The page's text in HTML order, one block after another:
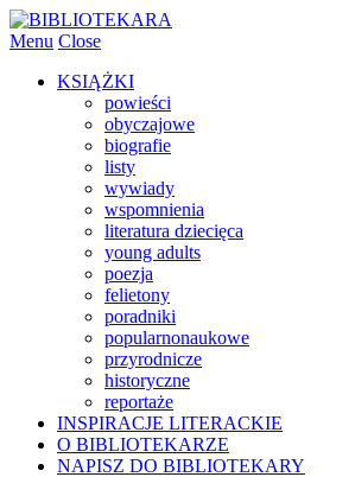
Menu Close
KSIĄŻKI
powieści
obyczajowe
biografie
listy
wywiady
wspomnienia
literatura dziecięca
young adults
poezja
felietony
poradniki
popularnonaukowe
przyrodnicze
historyczne
reportaże
INSPIRACJE LITERACKIE
O BIBLIOTEKARZE
NAPISZ DO BIBLIOTEKARY